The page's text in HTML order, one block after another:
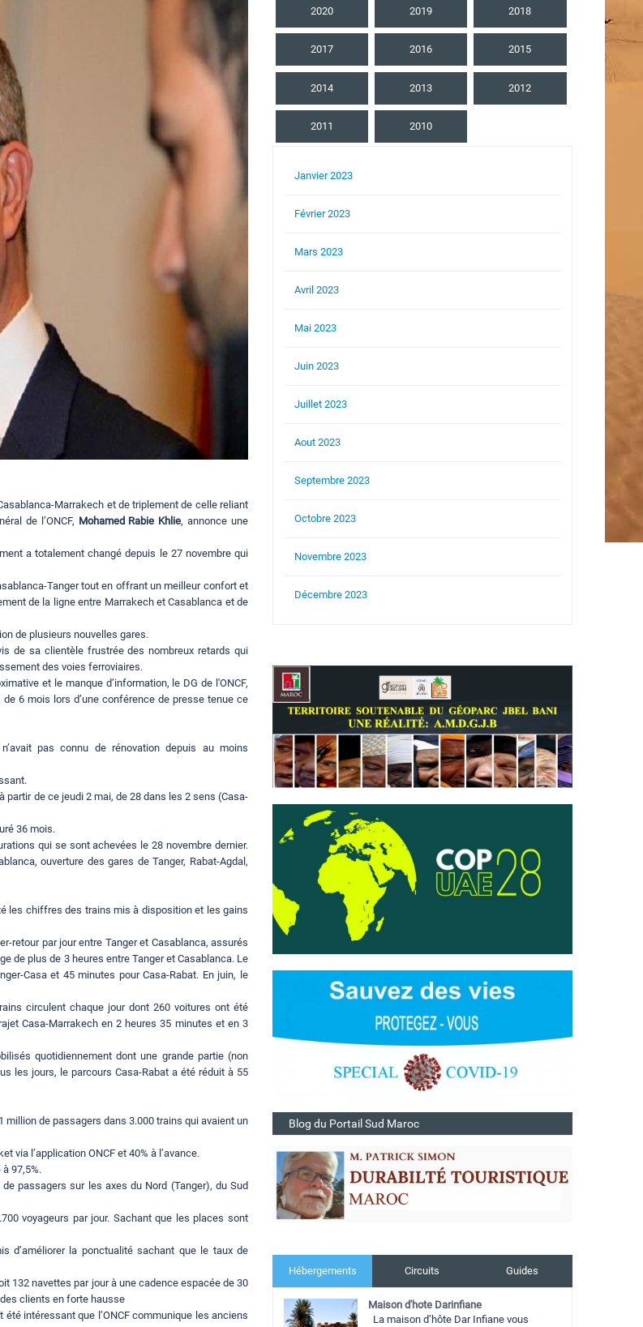
Marrakech et de triplement de celle reliant
de l’ONCF, Mohamed Rabie Khlie, annonce une
a totalement changé depuis le 27 novembre qui
Tanger tout en offrant un meilleur confort et
de la ligne entre Marrakech et Casablanca et de
de plusieurs nouvelles gares.
de sa clientèle frustrée des nombreux retards qui
des voies ferroviaires.
et le manque d’information, le DG de l'ONCF,
6 mois lors d’une conférence de presse tenue ce
pas connu de rénovation depuis au moins
partir de ce jeudi 2 mai, de 28 dans les 2 sens (Casa-
36 mois.
qui se sont achevées le 28 novembre dernier.
ouverture des gares de Tanger, Rabat-Agdal,
les chiffres des trains mis à disposition et les gains
retour par jour entre Tanger et Casablanca, assurés
de plus de 3 heures entre Tanger et Casablanca. Le
Casa et 45 minutes pour Casa-Rabat. En juin, le
circulent chaque jour dont 260 voitures ont été
Casa-Marrakech en 2 heures 35 minutes et en 3
quotidiennement dont une grande partie (non
les jours, le parcours Casa-Rabat a été réduit à 55
million de passagers dans 3.000 trains qui avaient un
via l’application ONCF et 40% à l’avance.
97,5%.
passagers sur les axes du Nord (Tanger), du Sud
voyageurs par jour. Sachant que les places sont
d’améliorer la ponctualité sachant que le taux de
132 navettes par jour à une cadence espacée de 30
clients en forte hausse
intéressant que l’ONCF communique les anciens
2020 2019 2018
2017 2016 2015
2014 2013 2012
2011 2010
Janvier 2023
Février 2023
Mars 2023
Avril 2023
Mai 2023
Juin 2023
Juillet 2023
Aout 2023
Septembre 2023
Octobre 2023
Novembre 2023
Décembre 2023
Blog du Portail Sud Maroc
Hébergements Circuits Guides
Maison d'hote Darinfiane
La maison d’hôte Dar Infiane vous